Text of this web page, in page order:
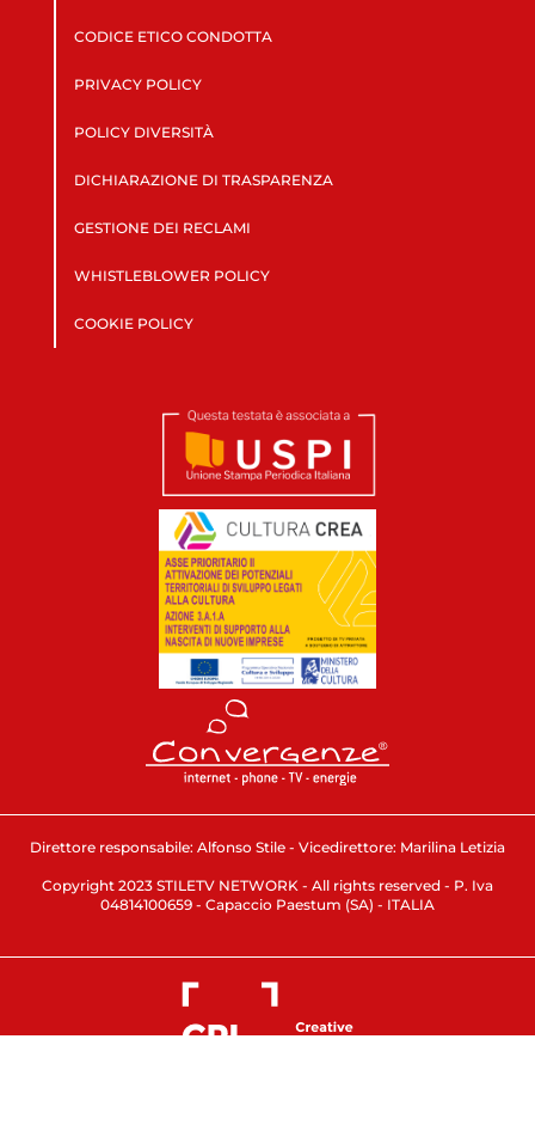
CODICE ETICO CONDOTTA
PRIVACY POLICY
POLICY DIVERSITÀ
DICHIARAZIONE DI TRASPARENZA
GESTIONE DEI RECLAMI
WHISTLEBLOWER POLICY
COOKIE POLICY
Direttore responsabile: Alfonso Stile - Vicedirettore: Marilina Letizia
Copyright 2023 STILETV NETWORK - All rights reserved - P. Iva
04814100659 - Capaccio Paestum (SA) - ITALIA